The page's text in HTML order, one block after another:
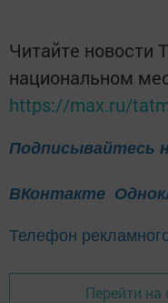
Читайте новости
национальном
https://max.ru/
Подписывайтесь
ВКонтакте
Телефон
Перейти на